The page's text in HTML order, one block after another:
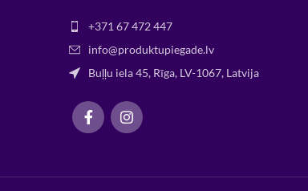
+371 67 472 447
info@produktupiegade.lv
Buļļu iela 45, Rīga, LV-1067, Latvija